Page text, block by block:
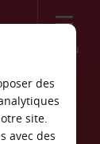
Menu
des
site.
avec des